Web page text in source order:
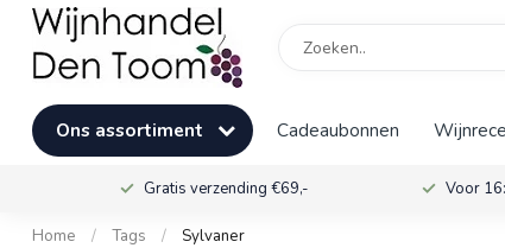
Ons assortiment Cadeaubonnen
Gratis verzending €69,- Voor
Home / Tags / Sylvaner